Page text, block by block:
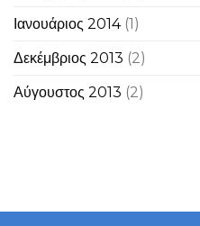
Ιανουάριος 2014(1)
Δεκέμβριος 2013 (2)
Αύγουστος 2013 (2)